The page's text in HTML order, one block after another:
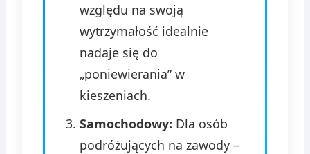
względu na swoją
wytrzymałość idealnie
nadaje się do
„poniewierania” w
kieszeniach.
Samochodowy: Dla osób
podróżujących na zawody –